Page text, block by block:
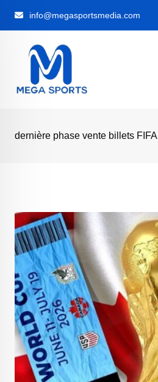
info@megasportsmedia.com
dernière phase vente billets FIFA